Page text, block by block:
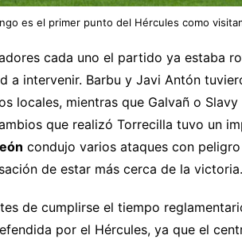
es el primer punto del Hércules como
cada uno el partido ya estaba
a intervenir. Barbu y Javi Antón
locales, mientras que Galvañ o
que realizó Torrecilla tuvo un
condujo varios ataques con
de estar más cerca de la victoria.
de cumplirse el tiempo
por el Hércules, ya que el